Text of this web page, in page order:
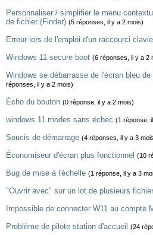
Personnaliser / simplifier le menu
de fichier (Finder) (5 réponses, il y a 2 mois)
Erreur lors de l'emploi d'un raccourci
Windows 11 secure boot (6 réponses, il y a 2
Windows se débarrasse de l'écran bleu
réponses, il y a 2 mois)
Écho du bouton (0 réponse, il y a 2 mois)
windows 11 modes sans échec (1 réponse,
Soucis de démarrage (4 réponses, il y a 3
Économiseur d'écran plus fonctionnel (10
Bug de mise à l'échelle (1 réponse, il y a 3
"Ouvrir avec" sur un lot de plusieurs
Impossible de connecter W11 au compte
Problème de pilote station d'accueil (24